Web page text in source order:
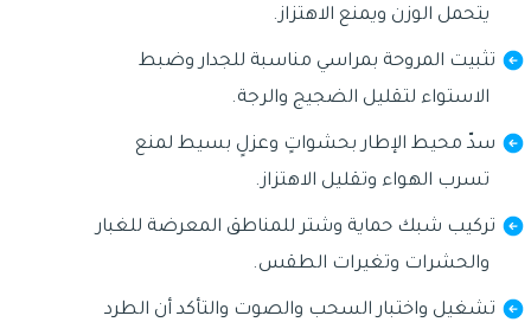
يتحمل الوزن ويمنع الاهتزاز.
تثبيت المروحة بمراسي مناسبة للجدار وضبط
الاستواء لتقليل الضجيج والرجة.
سدّ محيط الإطار بحشواتٍ وعزلٍ بسيط لمنع
تسرب الهواء وتقليل الاهتزاز.
تركيب شبك حماية وشتر للمناطق المعرضة للغبار
والحشرات وتغيرات الطقس.
تشغيل واختبار السحب والصوت والتأكد أن الطرد